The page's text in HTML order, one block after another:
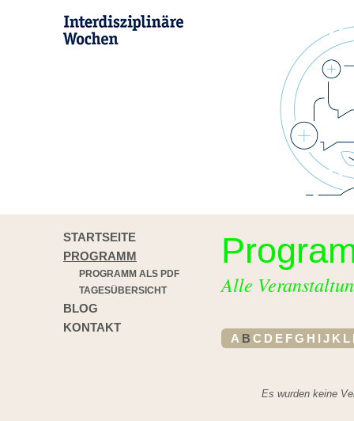
STARTSEITE
PROGRAMM
PROGRAMM ALS PDF
TAGESÜBERSICHT
BLOG
KONTAKT
Alle
A B C D E FG H I J K L
Es wurden keine